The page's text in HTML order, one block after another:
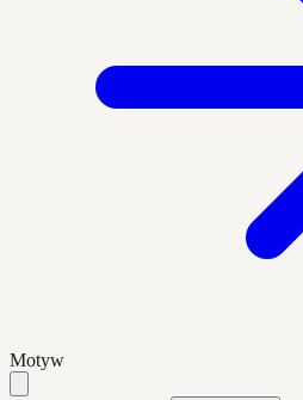
Motyw